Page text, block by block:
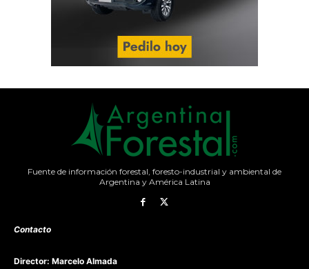
Fuente de información forestal, foresto-industrial y ambiental de
Argentina y América Latina
Contacto
Director: Marcelo Almada